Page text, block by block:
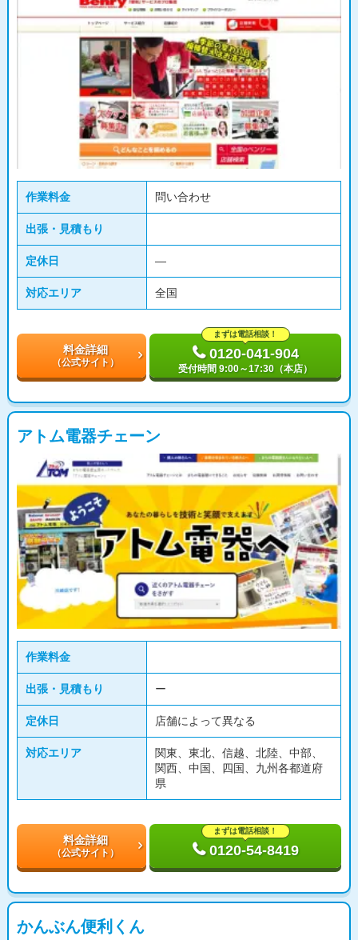
作業料金 問い合わせ
出張・見積もり
定休日 ―
対応エリア 全国
料金詳細
（公式サイト）
まずは電話相談！
0120-041-904
受付時間 9:00～17:30（本店）
アトム電器チェーン
作業料金
出張・見積もり ー
定休日 店舗によって異なる
対応エリア
関東、東北、信越、北陸、中部、
関西、中国、四国、九州各都道府
県
料金詳細
（公式サイト）
まずは電話相談！
0120-54-8419
かんぶん便利くん